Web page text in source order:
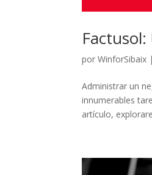
porWinforSibaix |
Administrar un
innumerables
artículo,